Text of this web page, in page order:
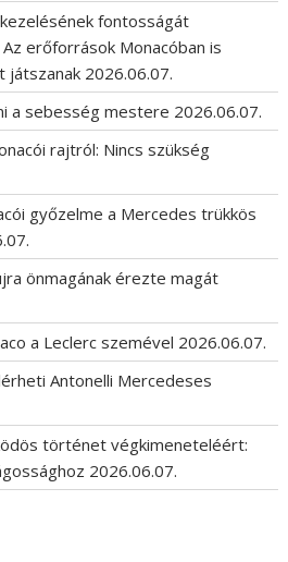
fontosságát
erőforrások Monacóban is
játszanak 2026.06.07.
a sebesség mestere 2026.06.07.
rajtról: Nincs szükség
győzelme a Mercedes trükkös
önmagának érezte magát
a Leclerc szemével 2026.06.07.
Antonelli Mercedeses
történet végkimeneteléért:
2026.06.07.